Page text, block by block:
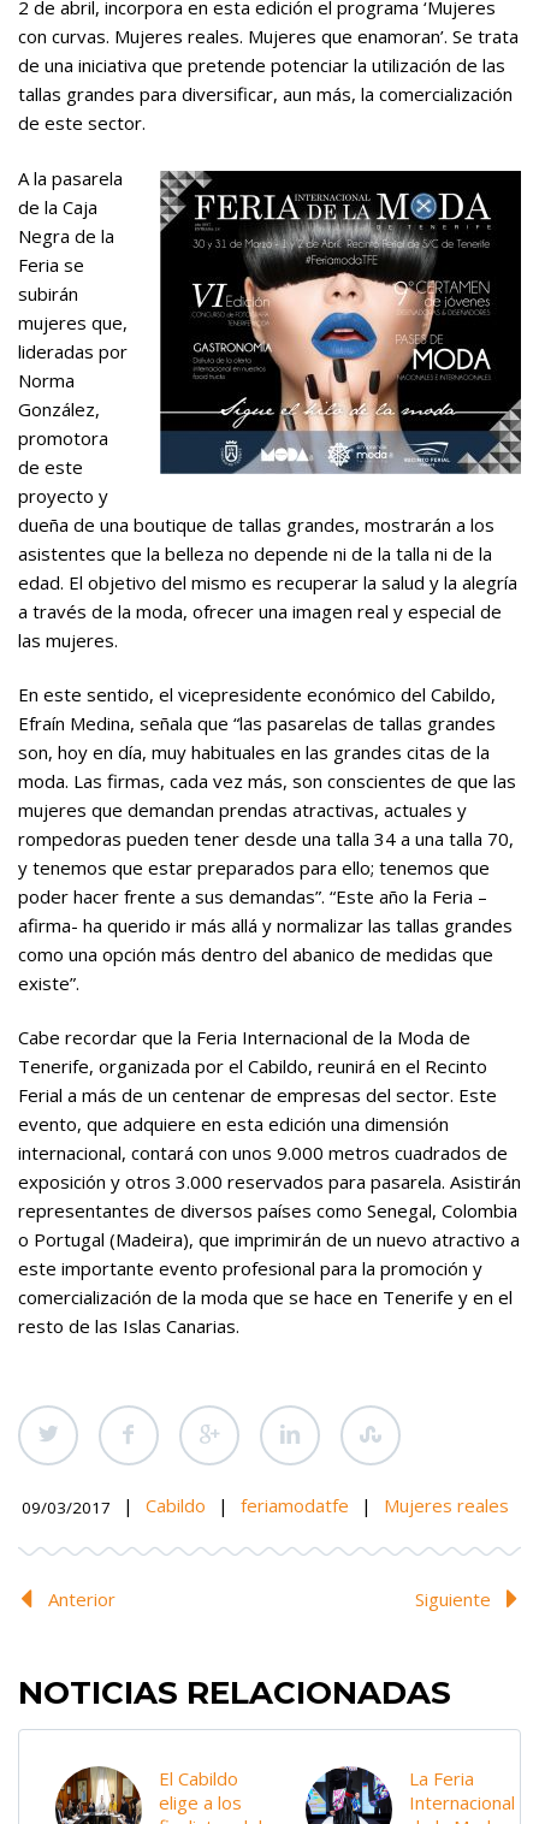
2 de abril, incorpora en esta edición el programa ‘Mujeres
con curvas. Mujeres reales. Mujeres que enamoran’. Se trata
de una iniciativa que pretende potenciar la utilización de las
tallas grandes para diversificar, aun más, la comercialización
de este sector.
A la pasarela
de la Caja
Negra de la
Feria se
subirán
mujeres que,
lideradas por
Norma
González,
promotora
de este
proyecto y
dueña de una boutique de tallas grandes, mostrarán a los
asistentes que la belleza no depende ni de la talla ni de la
edad. El objetivo del mismo es recuperar la salud y la alegría
a través de la moda, ofrecer una imagen real y especial de
las mujeres.
En este sentido, el vicepresidente económico del Cabildo,
Efraín Medina, señala que “las pasarelas de tallas grandes
son, hoy en día, muy habituales en las grandes citas de la
moda. Las firmas, cada vez más, son conscientes de que las
mujeres que demandan prendas atractivas, actuales y
rompedoras pueden tener desde una talla 34 a una talla 70,
y tenemos que estar preparados para ello; tenemos que
poder hacer frente a sus demandas”. “Este año la Feria –
afirma- ha querido ir más allá y normalizar las tallas grandes
como una opción más dentro del abanico de medidas que
existe”.
Cabe recordar que la Feria Internacional de la Moda de
Tenerife, organizada por el Cabildo, reunirá en el Recinto
Ferial a más de un centenar de empresas del sector. Este
evento, que adquiere en esta edición una dimensión
internacional, contará con unos 9.000 metros cuadrados de
exposición y otros 3.000 reservados para pasarela. Asistirán
representantes de diversos países como Senegal, Colombia
o Portugal (Madeira), que imprimirán de un nuevo atractivo a
este importante evento profesional para la promoción y
comercialización de la moda que se hace en Tenerife y en el
resto de las Islas Canarias.
09/03/2017 | Cabildo | feriamodatfe | Mujeres reales
Anterior Siguiente
NOTICIAS RELACIONADAS
El Cabildo
elige a los
La Feria
Internacional